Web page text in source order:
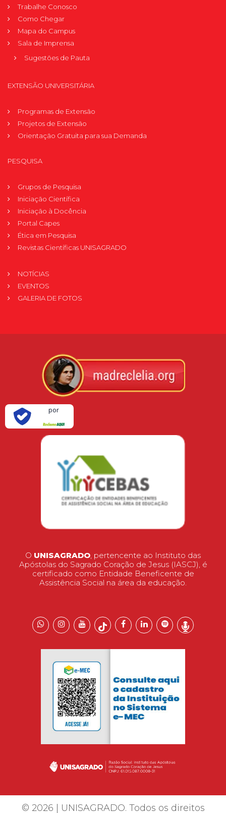
Trabalhe Conosco
Como Chegar
Mapa do Campus
Sala de Imprensa
Sugestões de Pauta
EXTENSÃO UNIVERSITÁRIA
Programas de Extensão
Projetos de Extensão
Orientação Gratuita para sua Demanda
PESQUISA
Grupos de Pesquisa
Iniciação Científica
Iniciação à Docência
Portal Capes
Ética em Pesquisa
Revistas Científicas UNISAGRADO
NOTÍCIAS
EVENTOS
GALERIA DE FOTOS
por
O UNISAGRADO , pertencente ao Instituto das
Apóstolas do Sagrado Coração de Jesus (IASCJ), é
certificado como Entidade Beneficente de
Assistência Social na área da educação.
© 2026 | UNISAGRADO. Todos os direitos